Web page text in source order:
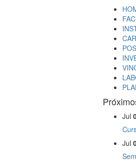
Jul
Jul